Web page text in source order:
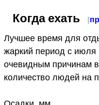
Когда ехать [
Лучшее время для
жаркий период с июля
очевидным причинам
количество людей на